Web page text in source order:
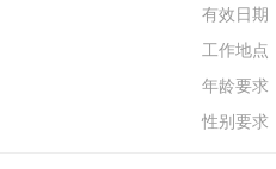
有效日期
工作地点
年龄要求
性别要求